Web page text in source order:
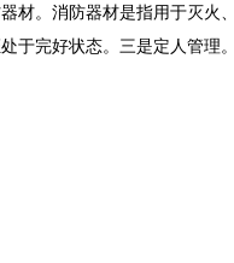
材。消防器材是指用于灭火
于完好状态。三是定人管理。